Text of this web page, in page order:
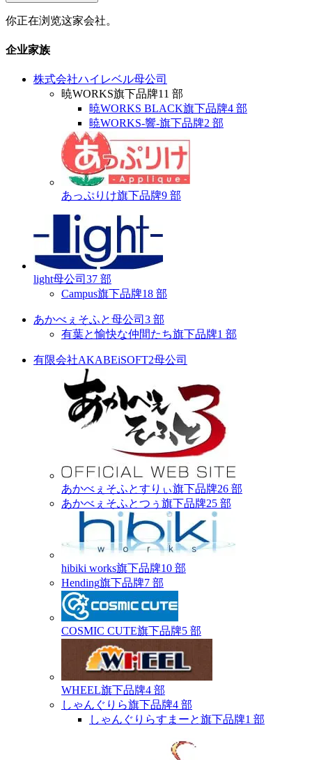
你正在浏览这家会社。
企业家族
株式会社ハイレベル母公司
暁WORKS旗下品牌11 部
暁WORKS BLACK旗下品牌4 部
暁WORKS-響-旗下品牌2 部
あっぷりけ旗下品牌9 部
light母公司 37 部
Campus旗下品牌18 部
あかべぇそふと母公司 3 部
有葉と愉快な仲間たち旗下品牌1 部
有限会社AKABEiSOFT2母公司
あかべぇそふとすりぃ旗下品牌26 部
あかべぇそふとつぅ 旗下品牌25 部
hibiki works旗下品牌10 部
Hending旗下品牌7 部
COSMIC CUTE旗下品牌5 部
WHEEL旗下品牌4 部
しゃんぐりら旗下品牌4 部
しゃんぐりらすまーと旗下品牌1 部